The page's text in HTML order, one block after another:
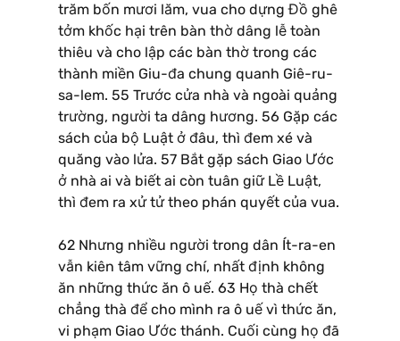
trăm bốn mươi lăm, vua cho dựng Đồ ghê
tởm khốc hại trên bàn thờ dâng lễ toàn
thiêu và cho lập các bàn thờ trong các
thành miền Giu-đa chung quanh Giê-ru-
sa-lem. 55 Trước cửa nhà và ngoài quảng
trường, người ta dâng hương. 56 Gặp các
sách của bộ Luật ở đâu, thì đem xé và
quăng vào lửa. 57 Bắt gặp sách Giao Ước
ở nhà ai và biết ai còn tuân giữ Lề Luật,
thì đem ra xử tử theo phán quyết của vua.
62 Nhưng nhiều người trong dân Ít-ra-en
vẫn kiên tâm vững chí, nhất định không
ăn những thức ăn ô uế. 63 Họ thà chết
chẳng thà để cho mình ra ô uế vì thức ăn,
vi phạm Giao Ước thánh. Cuối cùng họ đã